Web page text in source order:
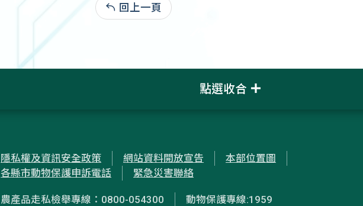
回上一頁
點選收合
隱私權及資訊安全政策 網站資料開放宣告
本部位置圖
各縣市動物保護申訴電話
緊急災害聯絡
農產品走私檢舉專線：0800-054300 動物保護專線:1959